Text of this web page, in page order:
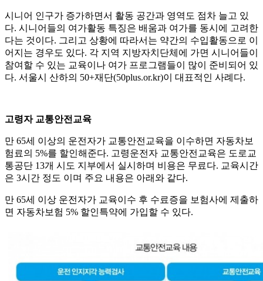
시니어 인구가 증가하면서 활동 공간과 영역도 점차 늘고 있
다. 시니어들의 여가활동 특징은 배움과 여가를 동시에 고려한
다는 것이다. 그리고 상황에 따라서는 약간의 수입활동으로 이
어지는 경우도 있다. 각 지역 지방자치단체에 가면 시니어들이
참여할 수 있는 교육이나 여가 프로그램들이 많이 준비되어 있
다. 서울시 산하의 50+재단(50plus.or.kr)이 대표적인 사례다.
고령자 교통안전교육
만 65세 이상의 운전자가 교통안전교육을 이수하면 자동차보
험료의 5%를 할인해준다. 고령운전자 교통안전교육은 도로교
통공단 13개 시도 지부에서 실시하며 비용은 무료다. 교육시간
은 3시간 정도 이며 주요 내용은 아래와 같다.
만 65세 이상 운전자가 교육이수 후 수료증을 보험사에 제출하
면 자동차보험 5% 할인특약에 가입할 수 있다.